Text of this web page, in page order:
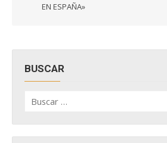
EN ESPAÑA»
BUSCAR
por: